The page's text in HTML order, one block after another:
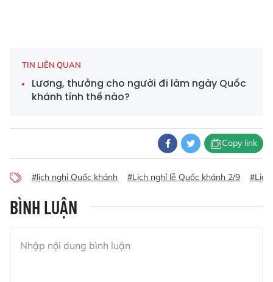
TIN LIÊN QUAN
Lương, thưởng cho người đi làm ngày Quốc
khánh tính thế nào?
Copy link
#lịch nghỉ Quốc khánh #Lịch nghỉ lễ Quốc khánh 2/9 #Lịch
BÌNH LUẬN